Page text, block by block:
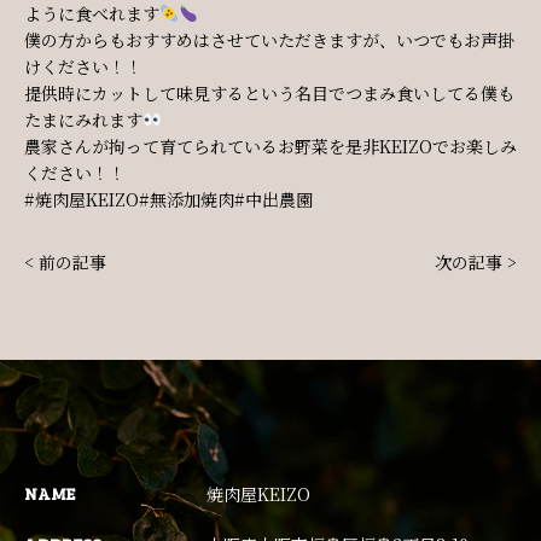
ように食べれます
僕の方からもおすすめはさせていただきますが、いつでもお声掛
けください！！
提供時にカットして味見するという名目でつまみ食いしてる僕も
たまにみれます
農家さんが拘って育てられているお野菜を是非KEIZOでお楽しみ
ください！！
#焼肉屋KEIZO#無添加焼肉#中出農園
< 前の記事 次の記事 >
NAME 焼肉屋KEIZO